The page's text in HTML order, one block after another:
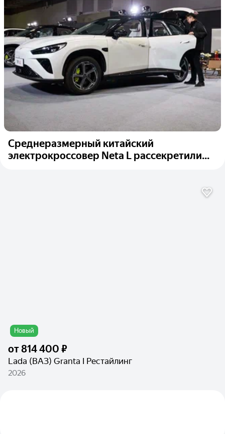
Среднеразмерный китайский
электрокроссовер Neta L рассекретили...
Новый
от814 400 ₽
Lada (ВАЗ) Granta I Рестайлинг
2026